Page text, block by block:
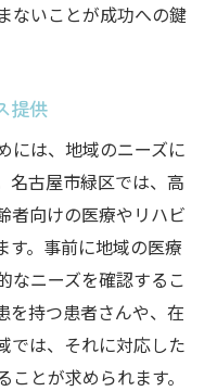
ないことが成功への鍵
提供
には、地域のニーズに
名古屋市緑区では、高
者向けの医療やリハビ
す。事前に地域の医療
なニーズを確認するこ
を持つ患者さんや、在
では、それに対応した
とが求められます。